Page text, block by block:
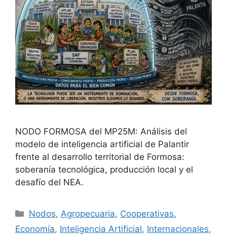
NODO FORMOSA del MP25M: Análisis del
modelo de inteligencia artificial de Palantir
frente al desarrollo territorial de Formosa:
soberanía tecnológica, producción local y el
desafío del NEA.
Nodos,Agropecuaria, Cooperativas,
Economía, Inteligencia Artificial, Internacionales,